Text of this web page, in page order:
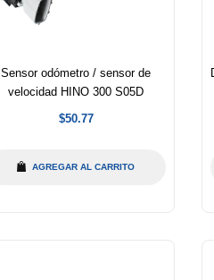
Sensor odómetro / sensor de
velocidad HINO 300 S05D
Precio
$50.77
AGREGAR AL CARRITO